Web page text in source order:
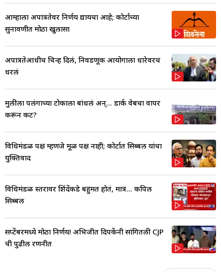
आम्हाला अपात्रतेवर निर्णय द्यायचा आहे; कोर्टाच्या
सुनावणीत मोठा खुलासा
अपात्रतेआधीच चिन्ह दिलं, निवडणूक आयोगाला धारेवरच
धरलं
मुलीला पलंगाच्या टोकाला बांधलं अन्... डार्क वेबचा वापर
करून कट?
विधिमंडळ पक्ष म्हणजे मूळ पक्ष नाही; कोर्टात सिब्बल यांचा
युक्तिवाद
विधिमंडळ स्तरावर शिंदेंकडे बहुमत होतं, मात्र... कपिल
सिब्बल
सप्टेंबरमध्ये मोठा निर्णय! अभिजीत दिपकेंनी सांगितली CJP
ची पुढील रणनीत